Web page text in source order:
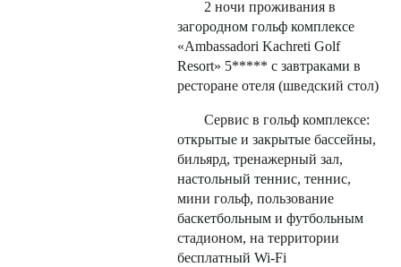
2 ночи проживания в
загородном гольф комплексе
«Ambassadori Kachreti Golf
Resort» 5***** с завтраками в
ресторане отеля (шведский стол)
Сервис в гольф комплексе:
открытые и закрытые бассейны,
бильярд, тренажерный зал,
настольный теннис, теннис,
мини гольф, пользование
баскетбольным и футбольным
стадионом, на территории
бесплатный Wi-Fi